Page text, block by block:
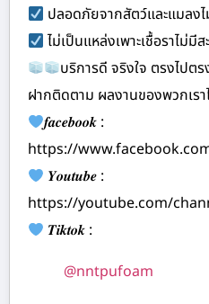
ปลอดภัยจากสัตว์และแมลง
ไม่เป็นแหล่งเพาะเชื้อราไม่มี
บริการดี จริงใจ ตรงไปต
ฝากติดตาม ผลงานของพวกเรา
𝒇𝒂𝒄𝒆𝒃𝒐𝒐𝒌 :
https://
𝒀𝒐𝒖𝒕𝒖𝒃𝒆 :
https://youtube.com/
𝑻𝒊𝒌𝒕𝒐𝒌 :
@nntpufoam